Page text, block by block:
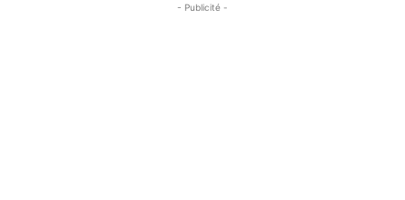
- Publicité -